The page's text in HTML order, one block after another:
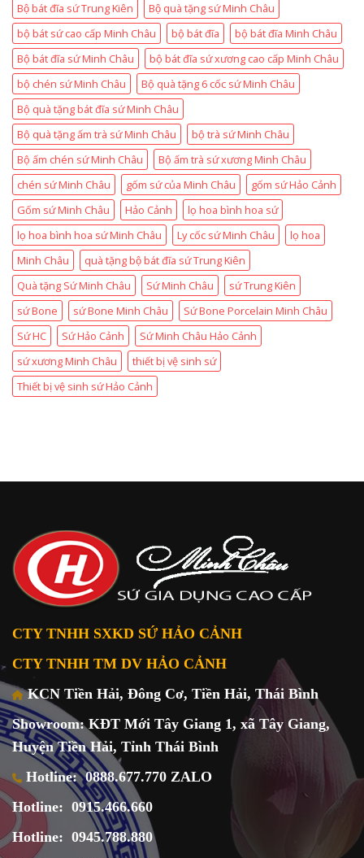
Bộ bát đĩa sứ Trung Kiên
Bộ quà tặng sứ Minh Châu
bộ bát sứ cao cấp Minh Châu
bộ bát đĩa
bộ bát đĩa Minh Châu
Bộ bát đĩa sứ Minh Châu
bộ bát đĩa sứ xương cao cấp Minh Châu
bộ chén sứ Minh Châu
Bộ quà tặng 6 cốc sứ Minh Châu
Bộ quà tặng bát đĩa sứ Minh Châu
Bộ quà tặng ấm trà sứ Minh Châu
bộ trà sứ Minh Châu
Bộ ấm chén sứ Minh Châu
Bộ ấm trà sứ xương Minh Châu
chén sứ Minh Châu
gốm sứ của Minh Châu
gốm sứ Hảo Cảnh
Gốm sứ Minh Châu
Hảo Cảnh
lọ hoa bình hoa sứ
lọ hoa bình hoa sứ Minh Châu
Ly cốc sứ Minh Châu
lọ hoa
Minh Châu
quà tặng bộ bát đĩa sứ Trung Kiên
Quà tặng Sứ Minh Châu
Sứ Minh Châu
sứ Trung Kiên
sứ Bone
sứ Bone Minh Châu
Sứ Bone Porcelain Minh Châu
Sứ HC
Sứ Hảo Cảnh
Sứ Minh Châu Hảo Cảnh
sứ xương Minh Châu
thiết bị vệ sinh sứ
Thiết bị vệ sinh sứ Hảo Cảnh
CTY TNHH SXKD SỨ HẢO CẢNH
CTY TNHH TM DV HẢO CẢNH
KCN Tiền Hải, Đông Cơ, Tiền Hải, Thái Bình
Showroom: KĐT Mới Tây Giang 1, xã Tây Giang,
Huyện Tiền Hải, Tỉnh Thái Bình
Hotline:0888.677.770 ZALO
Hotline: 0915.466.660
Hotline: 0945.788.880